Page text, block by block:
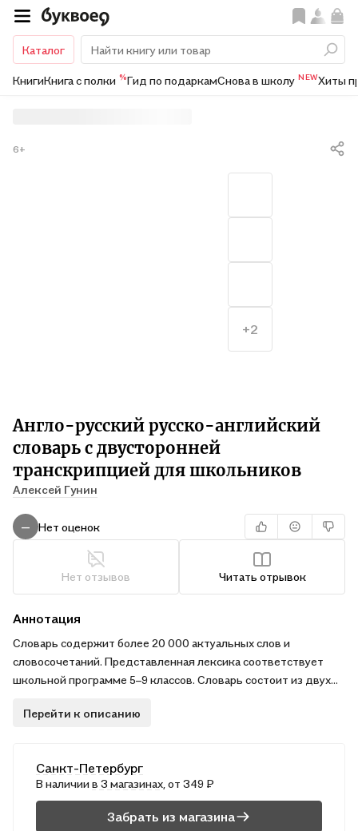
Каталог
КнигиКнига с полки %Гид по подаркамСнова в школу NEWХиты
Англо-русский русско-английский
словарь с двусторонней
транскрипцией для школьников
Алексей Гунин
6+
— Нет оценок
Нет отзывов Читать отрывок
+2
Аннотация
Словарь содержит более 20 000 актуальных слов и
словосочетаний. Представленная лексика соответствует
школьной программе 5–9 классов. Словарь состоит из двух
слова даётся не только перевод, но и фонетическая
поможет при выполнении домашних заданий и работе с
текстами.
Перейти к описанию
Санкт-Петербург
В наличиив 3 магазинах , от 349 ₽
Забрать из магазина